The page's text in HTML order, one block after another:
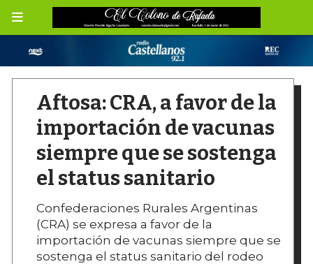
Aftosa: CRA, a favor de la
importación de vacunas
siempre que se sostenga
el status sanitario
Confederaciones Rurales Argentinas
(CRA) se expresa a favor de la
importación de vacunas siempre que se
sostenga el status sanitario del rodeo